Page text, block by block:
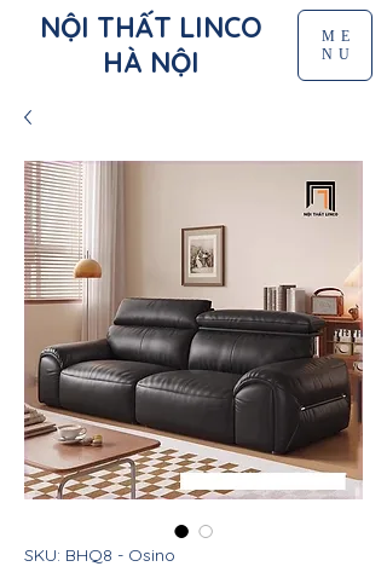
NỘI THẤT LINCO
HÀ NỘI
ME
NU
SKU: BHQ8 - Osino